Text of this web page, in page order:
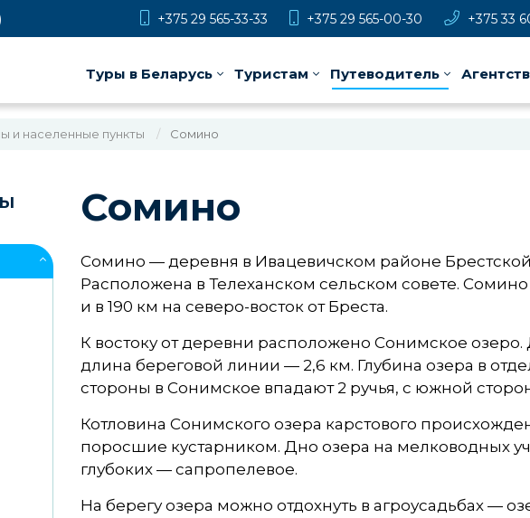
+375 29 565-33-33 +375 29 565-00-30 +375 33
Туры в Беларусь Туристам Путеводитель
и населенные пункты Сомино
Сомино
Сомино — деревня в Ивацевичском районе Брестской
Расположена в Телеханском сельском совете.
и в 190 км на северо-восток от Бреста.
К востоку от деревни расположено Сонимское
длина береговой линии — 2,6 км. Глубина озера в
стороны в Сонимское впадают 2 ручья, с южной
Котловина Сонимского озера карстового
поросшие кустарником. Дно озера на мелководных
глубоких — сапропелевое.
На берегу озера можно отдохнуть в агроусадьбах —